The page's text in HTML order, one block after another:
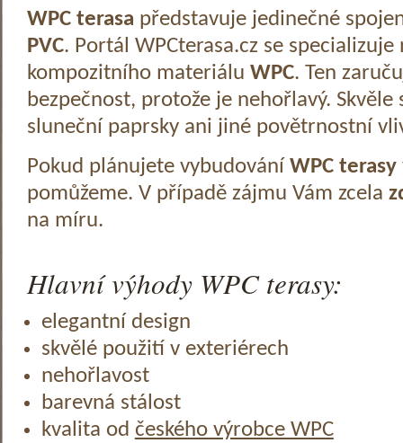
WPC terasa představuje jedinečné
PVC. Portál WPCterasa.cz se specializuje
kompozitního materiálu WPC. Ten
bezpečnost, protože je nehořlavý.
sluneční paprsky ani jiné povětrnostní
Pokud plánujete vybudování WPC terasy
pomůžeme. V případě zájmu Vám zcela
na míru.
Hlavní výhody WPC terasy:
elegantní design
skvělé použití v exteriérech
nehořlavost
barevná stálost
kvalita od českého výrobce WPC